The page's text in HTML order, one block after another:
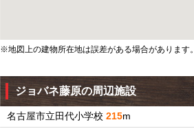
※地図上の建物所在地は誤差がある場合があります。
ジョバネ藤原の周辺施設
名古屋市立田代小学校 215m